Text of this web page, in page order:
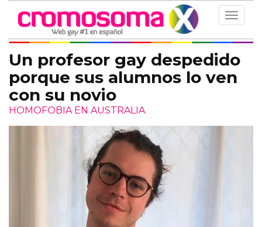
Toggle
Un profesor gay despedido
porque sus alumnos lo ven
con su novio
HOMOFOBIA EN AUSTRALIA